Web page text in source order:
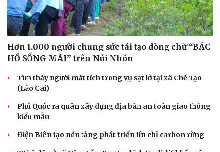
Hơn 1.000 người chung sức tái tạo dòng chữ “BÁC
HỒ SỐNG MÃI” trên Núi Nhón
Tìm thấy người mất tích trong vụ sạt lở tại xã Chế Tạo
(Lào Cai)
Phú Quốc ra quân xây dựng địa bàn an toàn giao thông
kiểu mẫu
Điện Biên tạo nền tảng phát triển tín chỉ carbon rừng